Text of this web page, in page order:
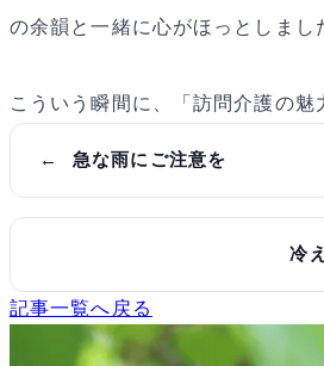
の余韻と一緒に心がほっとしまし
こういう瞬間に、「訪問介護の魅
急な雨にご注意を
冷
記事一覧へ戻る